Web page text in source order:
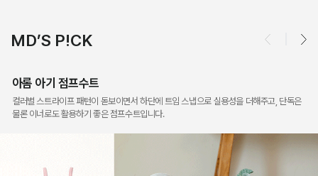
MD’S P!CK
아롬 아기 점프수트
컬러별 스트라이프 패턴이 돋보이면서 하단에 트임 스냅으로 실용성을 더해주고, 단독은
물론 이너로도 활용하기 좋은 점프수트입니다.